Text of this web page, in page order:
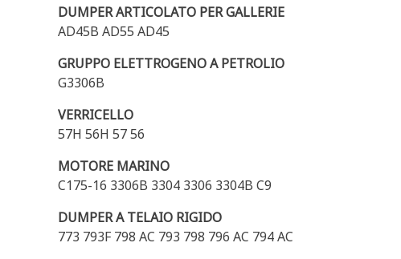
DUMPER ARTICOLATO PER GALLERIE
AD45B AD55 AD45
GRUPPO ELETTROGENO A PETROLIO
G3306B
VERRICELLO
57H 56H 57 56
MOTORE MARINO
C175-16 3306B 3304 3306 3304B C9
DUMPER A TELAIO RIGIDO
773 793F 798 AC 793 798 796 AC 794 AC